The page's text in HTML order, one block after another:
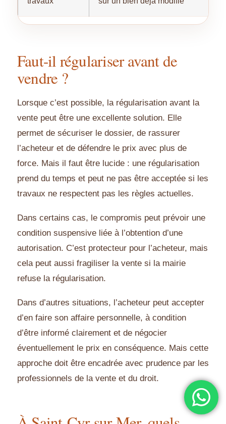
Faut-il régulariser avant de
vendre ?
Lorsque c’est possible, la régularisation avant la
vente peut être une excellente solution. Elle
permet de sécuriser le dossier, de rassurer
l’acheteur et de défendre le prix avec plus de
force. Mais il faut être lucide : une régularisation
prend du temps et peut ne pas être acceptée si les
travaux ne respectent pas les règles actuelles.
Dans certains cas, le compromis peut prévoir une
condition suspensive liée à l’obtention d’une
autorisation. C’est protecteur pour l’acheteur, mais
cela peut aussi fragiliser la vente si la mairie
refuse la régularisation.
Dans d’autres situations, l’acheteur peut accepter
d’en faire son affaire personnelle, à condition
d’être informé clairement et de négocier
éventuellement le prix en conséquence. Mais cette
approche doit être encadrée avec prudence par les
professionnels de la vente et du droit.